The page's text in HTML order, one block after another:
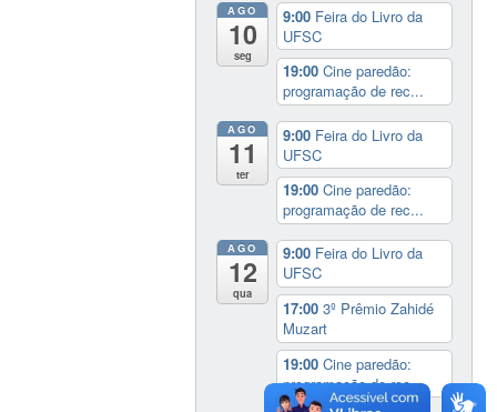
AGO
10
seg
9:00 Feira do Livro da
UFSC
19:00Cine paredão:
programação de rec...
AGO
11
ter
9:00 Feira do Livro da
UFSC
19:00Cine paredão:
programação de rec...
AGO
12
qua
9:00 Feira do Livro da
UFSC
17:003º Prêmio Zahidé
Muzart
19:00Cine paredão:
programação de rec...